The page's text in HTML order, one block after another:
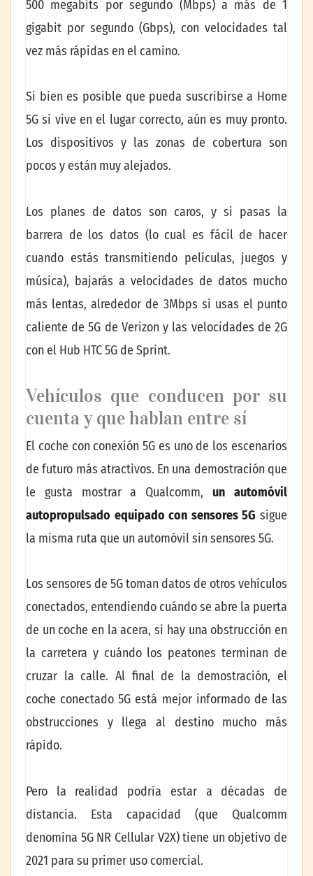
500 megabits por segundo (Mbps) a más de 1
gigabit por segundo (Gbps), con velocidades tal
vez más rápidas en el camino.
Si bien es posible que pueda suscribirse a Home
5G si vive en el lugar correcto, aún es muy pronto.
Los dispositivos y las zonas de cobertura son
pocos y están muy alejados.
Los planes de datos son caros, y si pasas la
barrera de los datos (lo cual es fácil de hacer
cuando estás transmitiendo películas, juegos y
música), bajarás a velocidades de datos mucho
más lentas, alrededor de 3Mbps si usas el punto
caliente de 5G de Verizon y las velocidades de 2G
con el Hub HTC 5G de Sprint.
Vehículos que conducen por su
cuenta y que hablan entre sí
El coche con conexión 5G es uno de los escenarios
de futuro más atractivos. En una demostración que
le gusta mostrar a Qualcomm,un automóvil
autopropulsado equipado con sensores 5G sigue
la misma ruta que un automóvil sin sensores 5G.
Los sensores de 5G toman datos de otros vehículos
conectados, entendiendo cuándo se abre la puerta
de un coche en la acera, si hay una obstrucción en
la carretera y cuándo los peatones terminan de
cruzar la calle. Al final de la demostración, el
coche conectado 5G está mejor informado de las
obstrucciones y llega al destino mucho más
rápido.
Pero la realidad podría estar a décadas de
distancia. Esta capacidad (que Qualcomm
denomina 5G NR Cellular V2X) tiene un objetivo de
2021 para su primer uso comercial.